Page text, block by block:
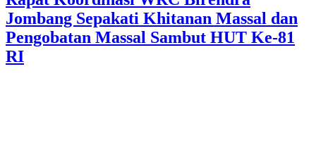
Jombang Sepakati Khitanan Massal dan
Pengobatan Massal Sambut HUT Ke-81
RI